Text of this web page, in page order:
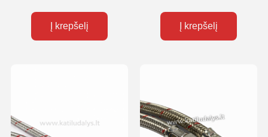
Į krepšelį Į krepšelį